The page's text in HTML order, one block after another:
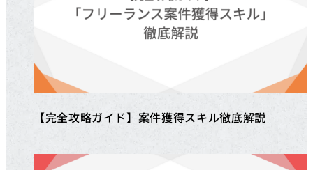
【完全攻略ガイド】案件獲得スキル徹底解説